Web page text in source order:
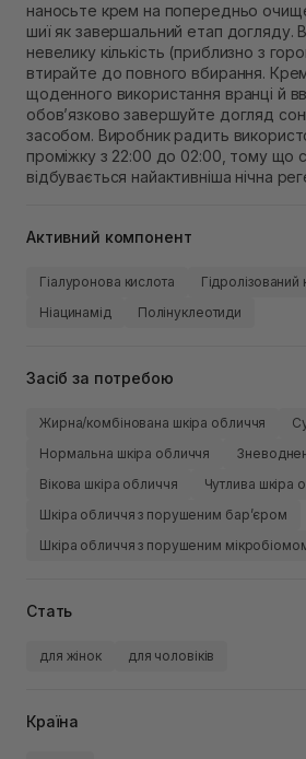
наносьте крем на попередньо
шиї як завершальний етап догляду.
невелику кількість (приблизно з
втирайте до повного вбирання.
щоденного використання вранці й
обов’язково завершуйте догляд
засобом. Виробник радить
проміжку з 22:00 до 02:00, тому що
відбувається найактивніша нічна
Активний компонент
Гіалуронова кислота
Гідролізований
Ніацинамід
Полінуклеотиди
Засіб за потребою
Жирна/комбінована шкіра обличчя
Нормальна шкіра обличчя
Вікова шкіра обличчя
Чутлива шкіра
Шкіра обличчя з порушеним барʼєром
Шкіра обличчя з порушеним
Стать
для жінок для чоловіків
Країна